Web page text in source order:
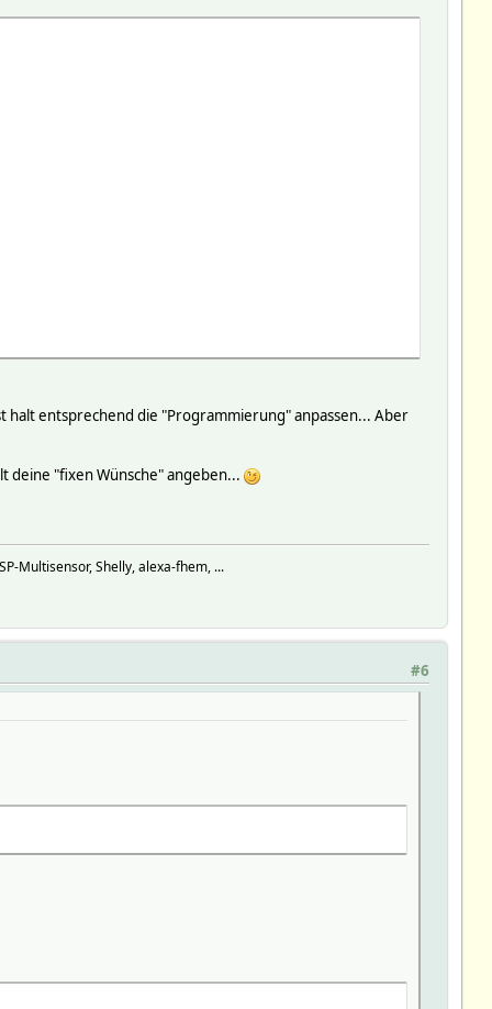
halt entsprechend die "Programmierung" anpassen... Aber
deine "fixen Wünsche" angeben...
Multisensor, Shelly, alexa-fhem, ...
#6